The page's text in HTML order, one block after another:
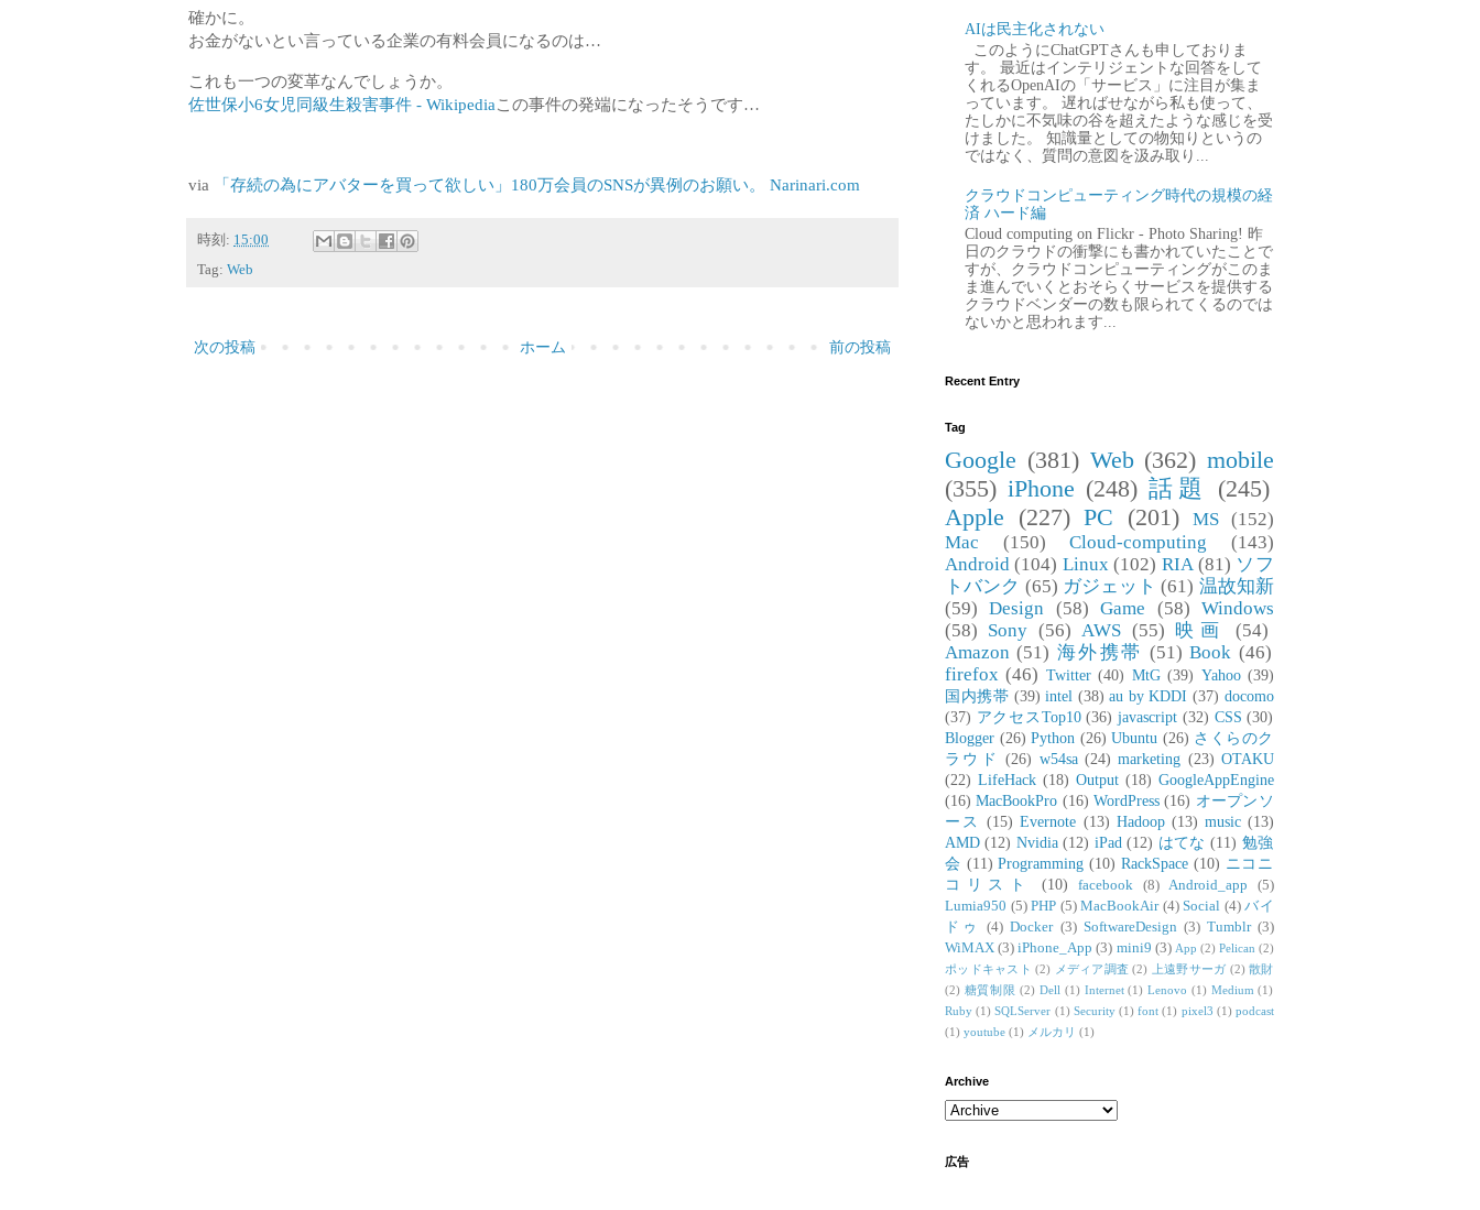
確かに。
お金がないとい言っている企業の有料会員になるのは…
これも一つの変革なんでしょうか。
佐世保小6女児同級生殺害事件 - Wikipediaこの事件の発端になったそうです…
via 「存続の為にアバターを買って欲しい」180万会員のSNSが異例のお願い。 Narinari.com
時刻: 15:00
Tag: Web
次の投稿 前の投稿
ホーム
AIは民主化されない
このようにChatGPTさんも申しておりま
す。 最近はインテリジェントな回答をして
くれるOpenAIの「サービス」に注目が集ま
っています。 遅ればせながら私も使って、
たしかに不気味の谷を超えたような感じを受
けました。 知識量としての物知りというの
ではなく、質問の意図を汲み取り...
クラウドコンピューティング時代の規模の経
済 ハード編
Cloud computing on Flickr - Photo Sharing! 昨
日のクラウドの衝撃にも書かれていたことで
すが、クラウドコンピューティングがこのま
ま進んでいくとおそらくサービスを提供する
クラウドベンダーの数も限られてくるのでは
ないかと思われます...
Recent Entry
Tag
Google (381) Web (362) mobile
(355) iPhone (248) 話題
(245)
Apple (227) PC (201) MS (152)
Mac
(150) Cloud-computing
(143)
Android (104) Linux (102) RIA (81) ソフ
トバンク (65) ガジェット (61) 温故知新
(59)
Design (58) Game (58) Windows
(58) Sony (56) AWS (55) 映画
(54)
Amazon (51) 海外携帯 (51) Book (46)
firefox (46) Twitter (40) MtG (39) Yahoo (39)
国内携帯 (39) intel (38) au by KDDI (37) docomo
(37) アクセスTop10 (36) javascript (32) CSS (30)
Blogger (26) Python (26) Ubuntu (26) さくらのク
ラウド
(26) w54sa (24) marketing (23) OTAKU
(22) LifeHack (18) Output (18) GoogleAppEngine
(16) MacBookPro (16) WordPress (16) オープンソ
ース
(15) Evernote (13) Hadoop (13) music (13)
AMD (12) Nvidia (12) iPad (12) はてな (11) 勉強
会 (11) Programming (10) RackSpace (10) ニコニ
コリスト
(10) facebook (8) Android_app
(5)
Lumia950 (5) PHP (5) MacBookAir (4) Social (4) バイ
ドゥ
(4) Docker (3) SoftwareDesign (3) Tumblr (3)
WiMAX (3) iPhone_App (3) mini9 (3) App (2) Pelican (2)
ポッドキャスト (2) メディア調査 (2) 上遠野サーガ (2) 散財
(2) 糖質制限 (2) Dell (1) Internet (1) Lenovo (1) Medium (1)
Ruby (1) SQLServer (1) Security (1) font (1) pixel3 (1) podcast
(1) youtube (1) メルカリ (1)
Archive
広告